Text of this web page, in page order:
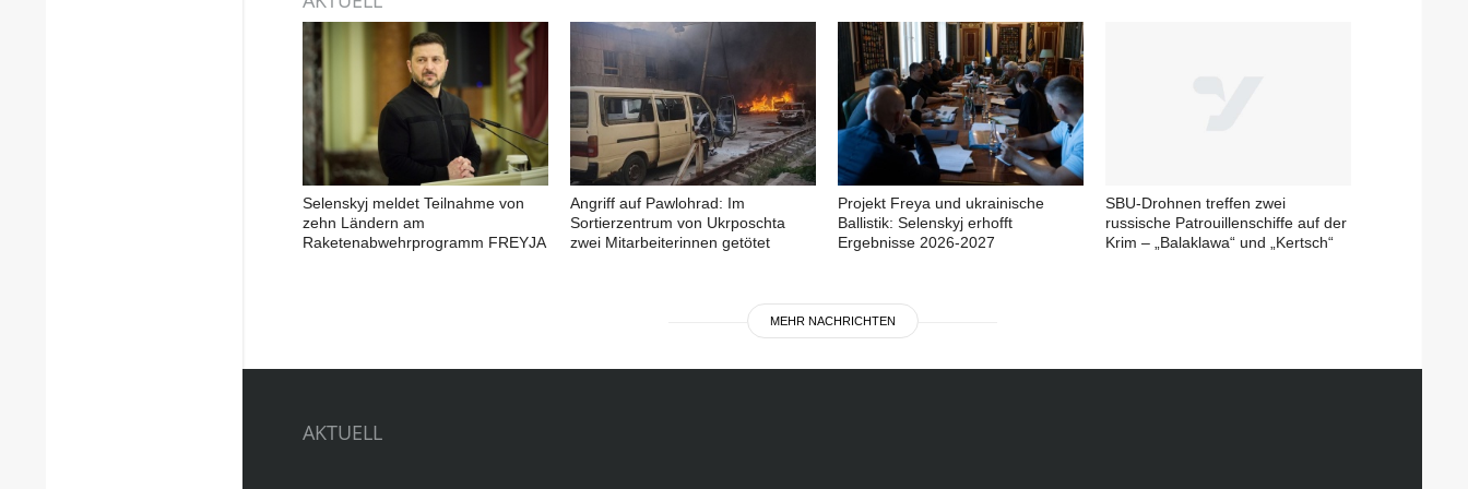
Selenskyj meldet Teilnahme von
zehn Ländern am
Raketenabwehrprogramm FREYJA
Angriff auf Pawlohrad: Im
Sortierzentrum von Ukrposchta
zwei Mitarbeiterinnen getötet
Projekt Freya und ukrainische
Ballistik: Selenskyj erhofft
Ergebnisse 2026-2027
SBU-Drohnen treffen zwei
russische Patrouillenschiffe auf der
Krim – „Balaklawa“ und „Kertsch“
MEHR NACHRICHTEN
AKTUELL